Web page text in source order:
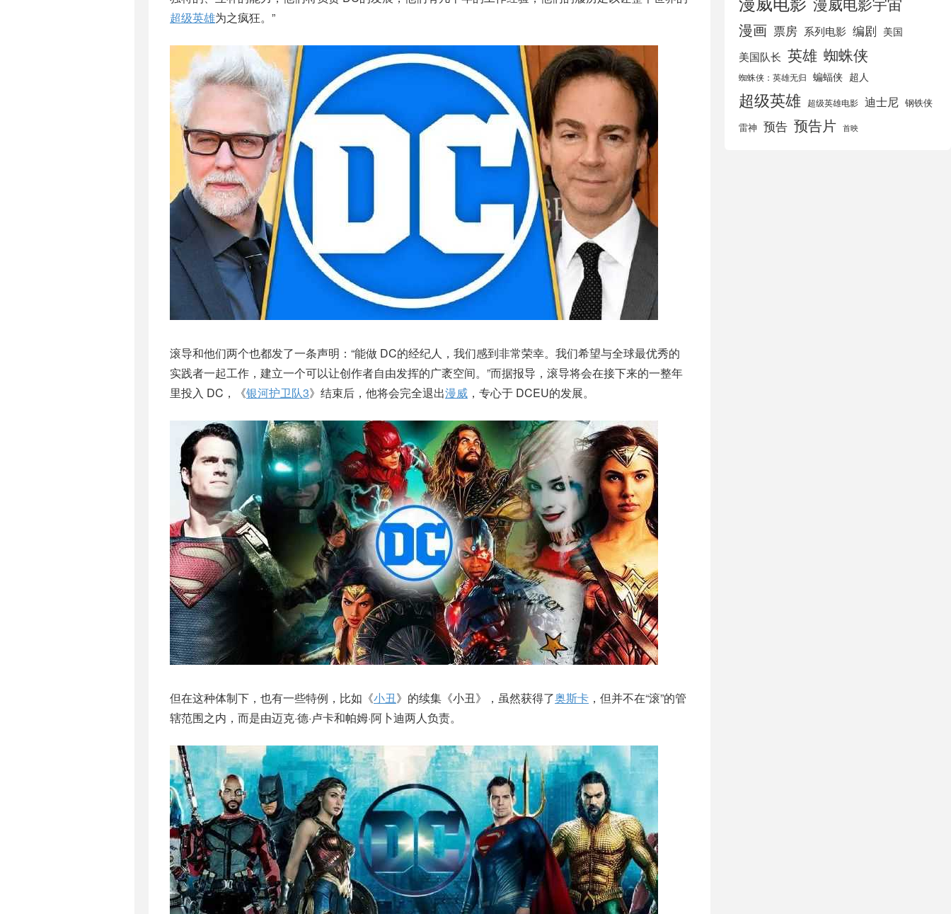
超级英雄为之疯狂。”
滚导和他们两个也都发了一条声明：“能做 DC的经纪人，我们感到非常荣幸。我们希望与全球最优秀的
实践者一起工作，建立一个可以让创作者自由发挥的广袤空间。”而据报导，滚导将会在接下来的一整年
里投入 DC，《银河护卫队3》结束后，他将会完全退出漫威 ，专心于 DCEU的发展。
但在这种体制下，也有一些特例，比如《小丑》的续集《小丑》，虽然获得了奥斯卡 ，但并不在“滚”的管
辖范围之内，而是由迈克·德·卢卡和帕姆·阿卜迪两人负责。
漫画 票房 系列电影 编剧 美国
美国队长 英雄 蜘蛛侠
蜘蛛侠：英雄无归 蝙蝠侠 超人
超级英雄 超级英雄电影 迪士尼 钢铁侠
雷神 预告 预告片 首映